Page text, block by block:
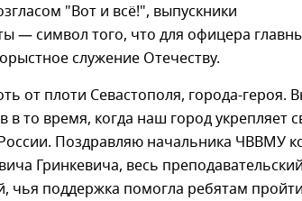
"Вот и всё!", выпускники
— символ того, что для офицера
служение Отечеству.
от плоти Севастополя, города-героя.
в то время, когда наш город укрепляет
Поздравляю начальника ЧВВМУ
Гринкевича, весь преподавательский
чья поддержка помогла ребятам пройти